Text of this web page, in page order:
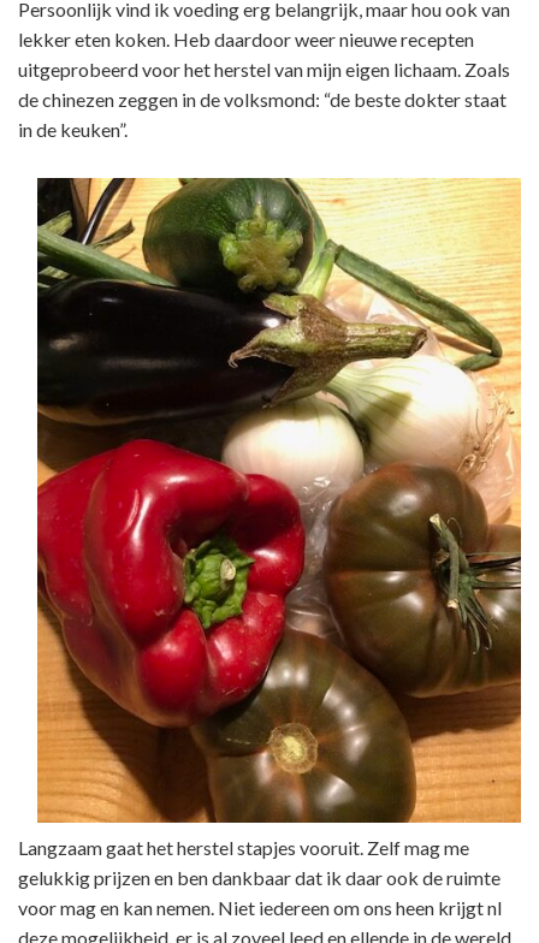
Persoonlijk vind ik voeding erg belangrijk, maar hou ook van
lekker eten koken. Heb daardoor weer nieuwe recepten
uitgeprobeerd voor het herstel van mijn eigen lichaam. Zoals
de chinezen zeggen in de volksmond: “de beste dokter staat
in de keuken”.
Langzaam gaat het herstel stapjes vooruit. Zelf mag me
gelukkig prijzen en ben dankbaar dat ik daar ook de ruimte
voor mag en kan nemen. Niet iedereen om ons heen krijgt nl
deze mogelijkheid, er is al zoveel leed en ellende in de wereld